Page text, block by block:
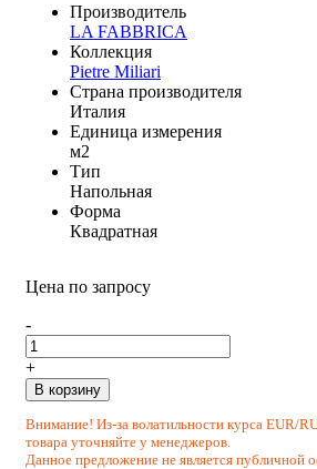
Производитель
LA FABBRICA
Коллекция
Pietre Miliari
Страна производителя
Италия
Единица измерения
м2
Тип
Напольная
Форма
Квадратная
Цена по запросу
-
+
В корзину
Внимание! Из-за волатильности курса EUR/
товара уточняйте у менеджеров.
Данное предложение не является публичной